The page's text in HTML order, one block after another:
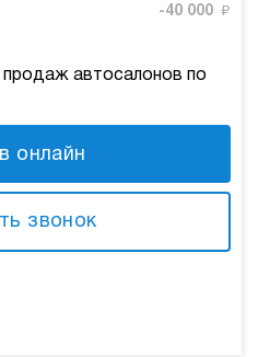
-40 000 ₽
автосалонов по
онлайн
звонок